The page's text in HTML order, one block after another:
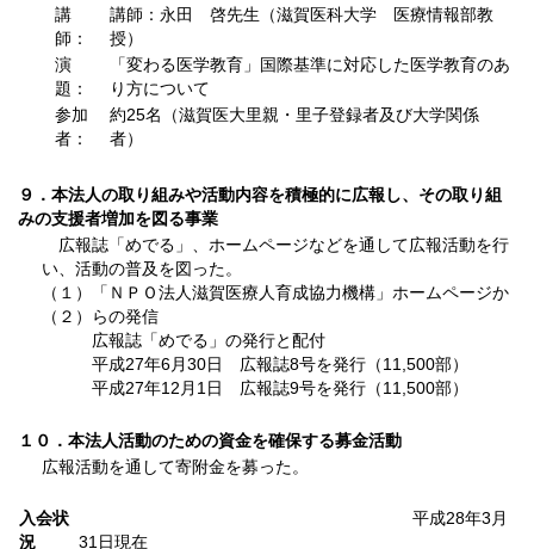
講
師：
講師：永田 啓先生（滋賀医科大学 医療情報部教
授）
演
題：
「変わる医学教育」国際基準に対応した医学教育のあ
り方について
参加
者：
約25名（滋賀医大里親・里子登録者及び大学関係
者）
９．本法人の取り組みや活動内容を積極的に広報し、その取り組
みの支援者増加を図る事業
広報誌「めでる」、ホームページなどを通して広報活動を行
い、活動の普及を図った。
（１）
（２）
「ＮＰＯ法人滋賀医療人育成協力機構」ホームページか
らの発信
広報誌「めでる」の発行と配付
平成27年6月30日 広報誌8号を発行（11,500部）
平成27年12月1日 広報誌9号を発行（11,500部）
１０．本法人活動のための資金を確保する募金活動
広報活動を通して寄附金を募った。
入会状
況
平成28年3月
31日現在